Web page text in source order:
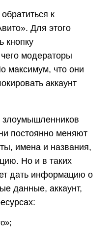
к
Для этого
кнопку
модераторы
максимум, что они
аккаунт
злоумышленников
постоянно меняют
имена и названия,
Но и в таких
дать информацию о
данные, аккаунт,